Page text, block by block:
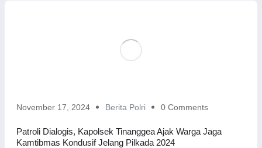
November 17, 2024 Berita Polri 0 Comments
Patroli Dialogis, Kapolsek Tinanggea Ajak Warga Jaga
Kamtibmas Kondusif Jelang Pilkada 2024